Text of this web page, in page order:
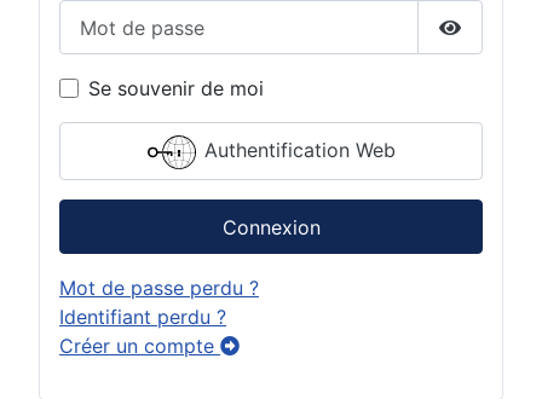
Afficher
Se souvenir de moi
Authentification Web
Connexion
Mot de passe perdu ?
Identifiant perdu ?
Créer un compte